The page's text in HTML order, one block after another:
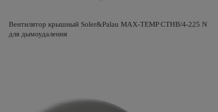
Вентилятор крышный Soler&Palau MAX-TEMP CTHB/4-225 N
для дымоудаления